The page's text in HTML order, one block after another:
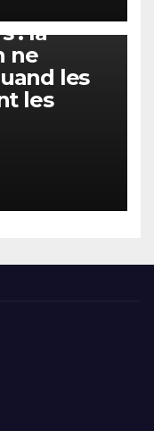
: la
ne
les
les